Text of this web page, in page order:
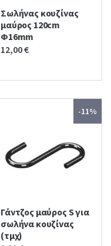
Σωλήνας κουζίνας
μαύρος 120cm
Φ16mm
12,00€
-11%
Γάντζος μαύρος S για
σωλήνα κουζίνας
(τμχ)